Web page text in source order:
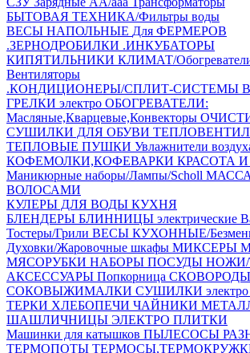
БЫТОВАЯ ТЕХНИКА/Фильтры воды
ВЕСЫ НАПОЛЬНЫЕ Для ФЕРМЕРОВ
.ЗЕРНОДРОБИЛКИ .ИНКУБАТОРЫ
КИПЯТИЛЬНИКИ КЛИМАТ/
Вентиляторы
.КОНДИЦИОНЕРЫ/СПЛИТ-СИСТЕМЫ
ГРЕЛКИ электро ОБОГРЕВАТЕЛИ:
Масляные,Кварцевые,Конвекторы
СУШИЛКИ ДЛЯ ОБУВИ
ТЕПЛОВЫЕ ПУШКИ Увлажнители
КОФЕМОЛКИ,КОФЕВАРКИ КРАСОТА
Маникюрные наборы/Лампы/Scholl
ВОЛОСАМИ
КУЛЕРЫ ДЛЯ ВОДЫ КУХНЯ
БЛЕНДЕРЫ БЛИННИЦЫ электрические
Тостеры/Грили ВЕСЫ КУХОННЫЕ/
Духовки/Жаровочные шкафы МИКСЕРЫ
МЯСОРУБКИ НАБОРЫ ПОСУДЫ НОЖИ/
АКСЕССУАРЫ Попкорница СКОВОРОДЫ
СОКОВЫЖИМАЛКИ СУШИЛКИ электро
ТЕРКИ ХЛЕБОПЕЧИ ЧАЙНИКИ
ШАШЛИЧНИЦЫ ЭЛЕКТРО ПЛИТКИ
Машинки для катышков ПЫЛЕСОСЫ
ТЕРМОПОТЫ